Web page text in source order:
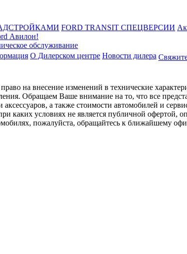
FORD TRANSIT СПЕЦВЕРСИИ
Авилон!
обслуживание
О Дилерском центре Новости дилера
на внесение изменений в технические
Обращаем Ваше внимание на то, что все
а также стоимости автомобилей и
каких условиях не является публичной офертой,
пожалуйста, обращайтесь к ближайшему